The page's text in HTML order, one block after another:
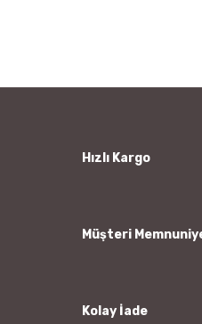
Ürün bilgilerinde hatalar
Hızlı Kargo
Müşteri
Kolay İade